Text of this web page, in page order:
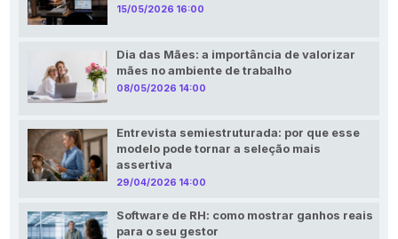
15/05/2026 16:00
Dia das Mães: a importância de valorizar
mães no ambiente de trabalho
08/05/2026 14:00
Entrevista semiestruturada: por que esse
modelo pode tornar a seleção mais
assertiva
29/04/2026 14:00
Software de RH: como mostrar ganhos reais
para o seu gestor